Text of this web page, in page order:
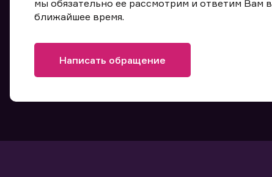
мы обязательно ее рассмотрим и ответим Вам в
ближайшее время.
Написать обращение